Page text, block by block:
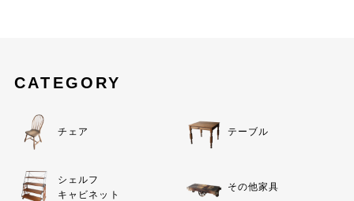
CATEGORY
チェア テーブル
シェルフ
キャビネット
その他家具